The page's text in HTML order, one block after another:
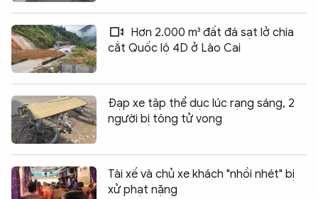
Hơn 2.000 m³ đất đá sạt lở chia
cắt Quốc lộ 4D ở Lào Cai
Đạp xe tập thể dục lúc rạng sáng, 2
người bị tông tử vong
Tài xế và chủ xe khách "nhồi nhét" bị
xử phạt nặng